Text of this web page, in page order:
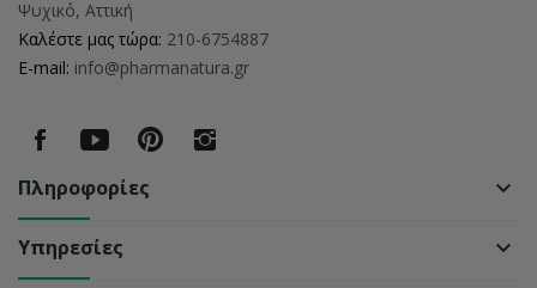
Ψυχικό, Αττική
Καλέστε μας τώρα: 210-6754887
E-mail: info@pharmanatura.gr
Πληροφορίες keyboard_arrow_down
Υπηρεσίες keyboard_arrow_down